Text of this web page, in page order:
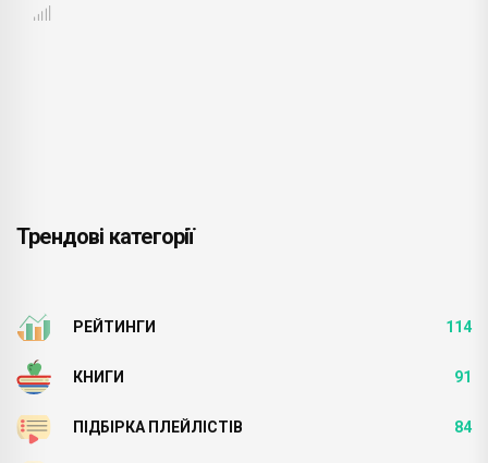
Трендові категорії
РЕЙТИНГИ 114
КНИГИ 91
ПІДБІРКА ПЛЕЙЛІСТІВ 84